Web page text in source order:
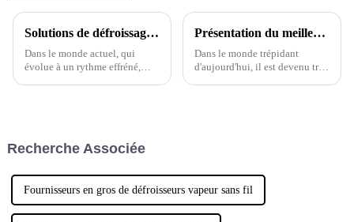
Solutions de défroissage à la vapeur pour éliminer les plis sans effort à la maison
Dans le monde actuel, qui
évolue à un rythme effréné,
indispensable.
Présentation du meilleur fer à repasser vapeur professionnel de 2023 : un comparatif complet pour les acheteurs du monde entier
Dans le monde trépidant
d'aujourd'hui, il est devenu très
Recherche Associée
Fournisseurs en gros de défroisseurs vapeur sans fil